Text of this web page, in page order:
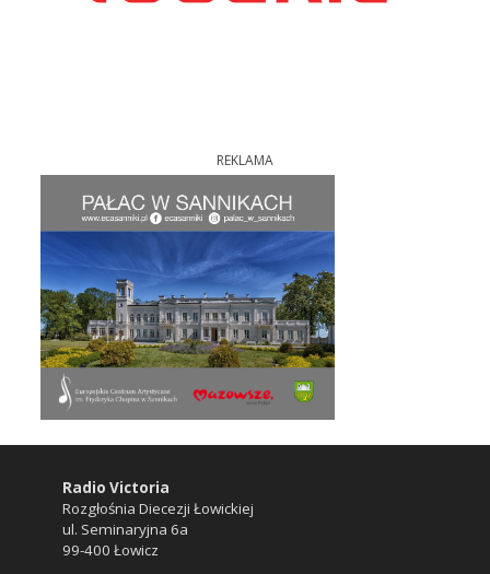
REKLAMA
Radio Victoria
Rozgłośnia Diecezji Łowickiej
ul. Seminaryjna 6a
99-400 Łowicz